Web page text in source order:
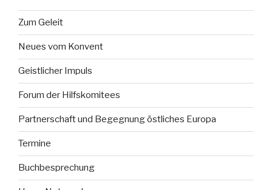
Zum Geleit
Neues vom Konvent
Geistlicher Impuls
Forum der Hilfskomitees
Partnerschaft und Begegnung östliches Europa
Termine
Buchbesprechung